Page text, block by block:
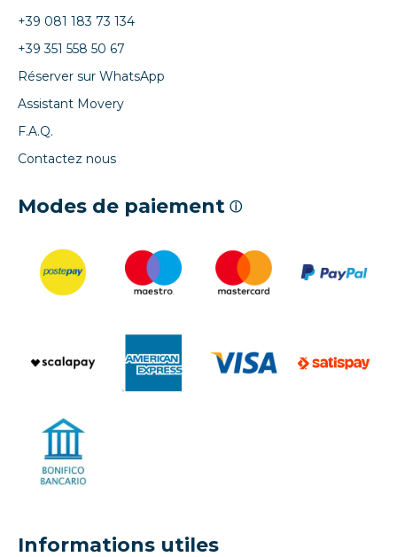
+39 081 183 73 134
+39 351 558 50 67
Réserver sur WhatsApp
Assistant Movery
F.A.Q.
Contactez nous
Modes de paiement ⓘ
Informations utiles